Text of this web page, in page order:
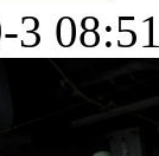
3 08:51